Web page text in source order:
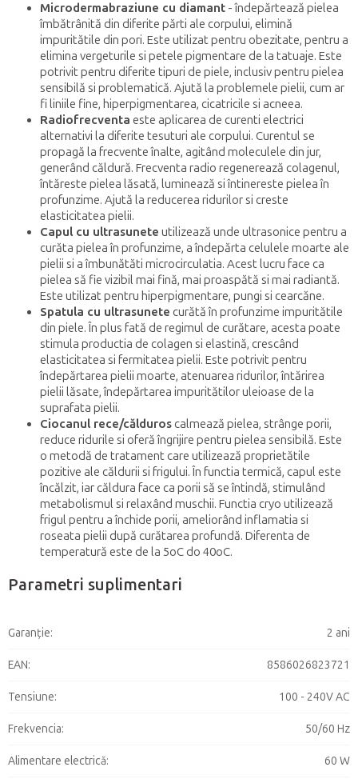
Microdermabraziune cu diamant - îndepărtează pielea
îmbătrânită din diferite părti ale corpului, elimină
impuritătile din pori. Este utilizat pentru obezitate, pentru a
elimina vergeturile si petele pigmentare de la tatuaje. Este
potrivit pentru diferite tipuri de piele, inclusiv pentru pielea
sensibilă si problematică. Ajută la problemele pielii, cum ar
fi liniile fine, hiperpigmentarea, cicatricile si acneea.
Radiofrecventa este aplicarea de curenti electrici
alternativi la diferite tesuturi ale corpului. Curentul se
propagă la frecvente înalte, agitând moleculele din jur,
generând căldură. Frecventa radio regenerează colagenul,
întăreste pielea lăsată, luminează si întinereste pielea în
profunzime. Ajută la reducerea ridurilor si creste
elasticitatea pielii.
Capul cu ultrasunete utilizează unde ultrasonice pentru a
curăta pielea în profunzime, a îndepărta celulele moarte ale
pielii si a îmbunătăti microcirculatia. Acest lucru face ca
pielea să fie vizibil mai fină, mai proaspătă si mai radiantă.
Este utilizat pentru hiperpigmentare, pungi si cearcăne.
Spatula cu ultrasunete curătă în profunzime impuritătile
din piele. În plus fată de regimul de curătare, acesta poate
stimula productia de colagen si elastină, crescând
elasticitatea si fermitatea pielii. Este potrivit pentru
îndepărtarea pielii moarte, atenuarea ridurilor, întărirea
pielii lăsate, îndepărtarea impuritătilor uleioase de la
suprafata pielii.
Ciocanul rece/călduros calmează pielea, strânge porii,
reduce ridurile si oferă îngrijire pentru pielea sensibilă. Este
o metodă de tratament care utilizează proprietătile
pozitive ale căldurii si frigului. În functia termică, capul este
încălzit, iar căldura face ca porii să se întindă, stimulând
metabolismul si relaxând muschii. Functia cryo utilizează
frigul pentru a închide porii, ameliorând inflamatia si
roseata pielii după curătarea profundă. Diferenta de
temperatură este de la 5oC do 40oC.
Parametri suplimentari
Garanţie: 2 ani
EAN: 8586026823721
Tensiune: 100 - 240V AC
Frekvencia: 50/60 Hz
Alimentare electrică: 60 W